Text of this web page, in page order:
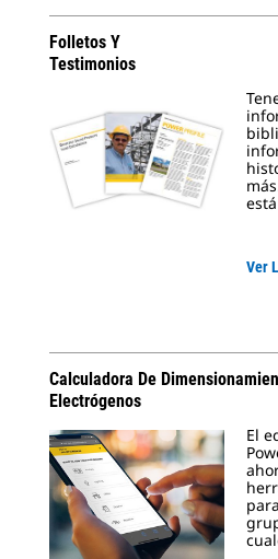
Folletos Y
Testimonios
Ver
Calculadora De
Electrógenos
El